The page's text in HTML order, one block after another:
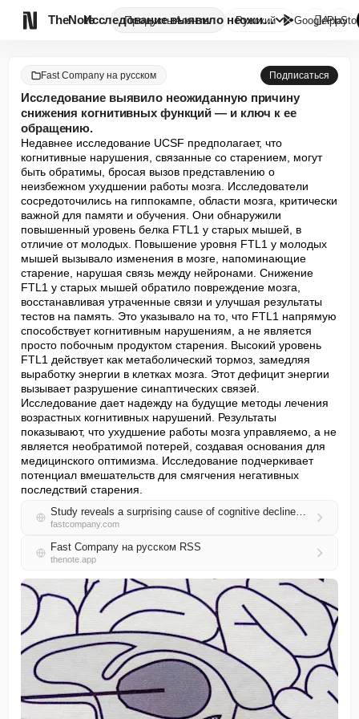
TheNote ПродуктыАгенты Исследование выявило неожиданн...
Русский GooglePlay

Fast Company на русском Подписаться
Исследование выявило неожиданную причину
снижения когнитивных функций — и ключ к ее
обращению.
Недавнее исследование UCSF предполагает, что
когнитивные нарушения, связанные со старением, могут
быть обратимы, бросая вызов представлению о
неизбежном ухудшении работы мозга. Исследователи
сосредоточились на гиппокампе, области мозга, критически
важной для памяти и обучения. Они обнаружили
повышенный уровень белка FTL1 у старых мышей, в
отличие от молодых. Повышение уровня FTL1 у молодых
мышей вызывало изменения в мозге, напоминающие
старение, нарушая связь между нейронами. Снижение
FTL1 у старых мышей обратило повреждение мозга,
восстанавливая утраченные связи и улучшая результаты
тестов на память. Это указывало на то, что FTL1 напрямую
способствует когнитивным нарушениям, а не является
просто побочным продуктом старения. Высокий уровень
FTL1 действует как метаболический тормоз, замедляя
выработку энергии в клетках мозга. Этот дефицит энергии
вызывает разрушение синаптических связей.
Исследование дает надежду на будущие методы лечения
возрастных когнитивных нарушений. Результаты
показывают, что ухудшение работы мозга управляемо, а не
является необратимой потерей, создавая основания для
медицинского оптимизма. Исследование подчеркивает
потенциал вмешательств для смягчения негативных
последствий старения.
Study reveals a surprising cause of cognitive decline—and the key to reversing it
fastcompany.com
Fast Company на русском RSS
thenote.app